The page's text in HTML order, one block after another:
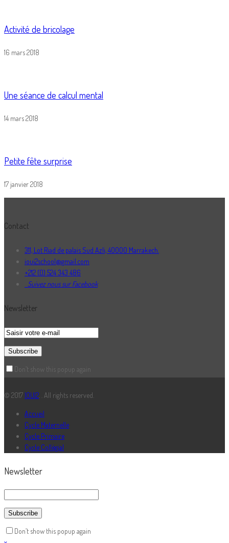
Activité de bricolage
16 mars 2018
Une séance de calcul mental
14 mars 2018
Petite fête surprise
17 janvier 2018
Contact
311, Lot Riad de palais Sud Azli, 40000 Marrakech.
ioui2school@gmail.com
+212 (0) 524 343 486
Suivez nous sur Facebook
Newsletter
Don’t show this popup again
© 2017 IOUI2 . . All rights reserved.
Accueil
Cycle Maternelle
Cycle Primaire
Cycle Collégial
Newsletter
Don’t show this popup again